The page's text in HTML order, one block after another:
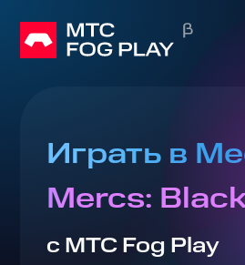
Играть в
Mercs:
с МТС Fog Play